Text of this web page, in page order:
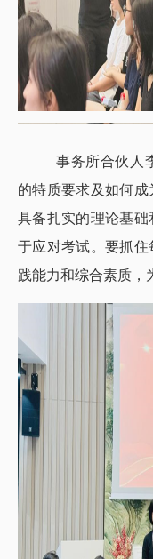
事务所合伙人
的特质要求及如何
具备扎实的理论基
于应对考试。要抓
践能力和综合素质，